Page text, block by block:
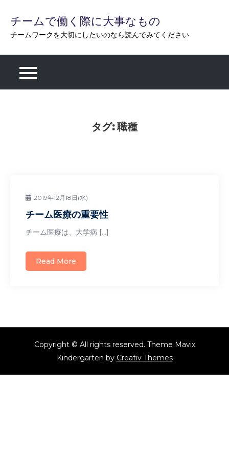
content
チームで働く際に大事なもの
チームワークを大切にしたいのなら読んでみてください
タグ:職種
2019年12月18日(水)
チーム医療の重要性
チーム医療は、大学病 […]
Read More
Copyright © All rights reserved. Theme Mavix
Kindergarten by Creativ Themes